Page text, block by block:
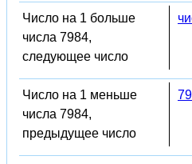
Число на 1 больше
числа 7984,
следующее число
Число на 1 меньше
числа 7984,
предыдущее число